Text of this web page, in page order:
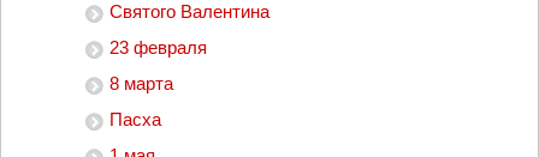
Святого Валентина
23 февраля
8 марта
Пасха